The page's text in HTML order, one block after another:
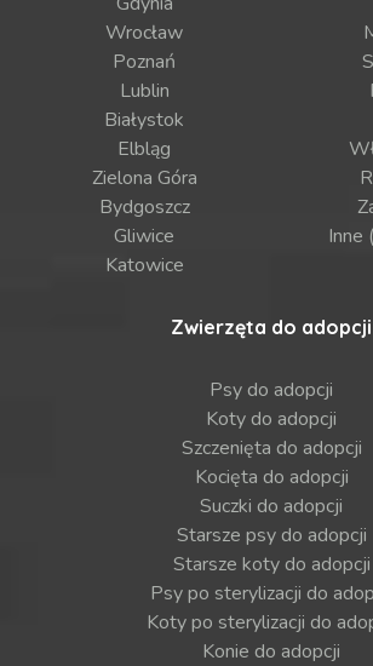
Wrocław
Poznań
Lublin
Białystok
Elbląg
Zielona Góra
Bydgoszcz
Gliwice
Katowice
Inne
Zwierzęta do adopcji
Psy do adopcji
Koty do adopcji
Szczenięta do adopcji
Kocięta do adopcji
Suczki do adopcji
Starsze psy do adopcji
Starsze koty do adopcji
Psy po sterylizacji do
Koty po sterylizacji do
Konie do adopcji